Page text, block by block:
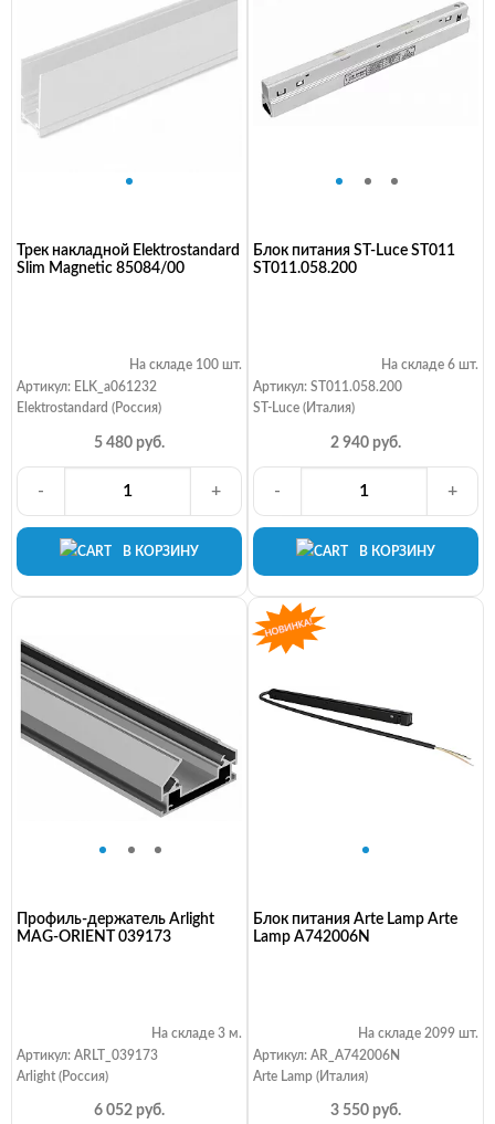
Трек накладной Elektrostandard
Slim Magnetic 85084/00
На складе 100 шт.
Артикул: ELK_a061232
Elektrostandard (Россия)
5 480 руб.
В КОРЗИНУ
- +
Блок питания ST-Luce ST011
ST011.058.200
На складе 6 шт.
Артикул: ST011.058.200
ST-Luce (Италия)
2 940 руб.
В КОРЗИНУ
- +
Профиль-держатель Arlight
MAG-ORIENT 039173
На складе 3 м.
Артикул: ARLT_039173
Arlight (Россия)
6 052 руб.
Блок питания Arte Lamp Arte
Lamp A742006N
На складе 2099 шт.
Артикул: AR_A742006N
Arte Lamp (Италия)
3 550 руб.